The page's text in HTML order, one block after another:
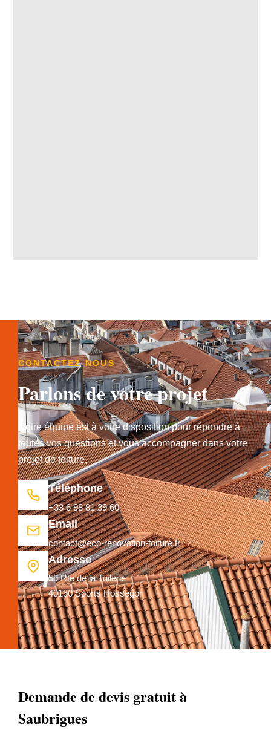
CONTACTEZ-NOUS
Parlons de votre projet
Notre équipe est à votre disposition pour répondre à
toutes vos questions et vous accompagner dans votre
projet de toiture.
Téléphone
+33 6 98 81 39 60
Email
contact@eco-renovation-toiture.fr
Adresse
59 Rte de la Tuilerie
40150 Soorts Hossegor
Demande de devis gratuit à
Saubrigues